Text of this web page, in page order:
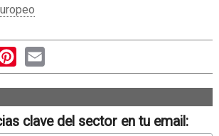
PinterestEmail
clave del sector en tu email: